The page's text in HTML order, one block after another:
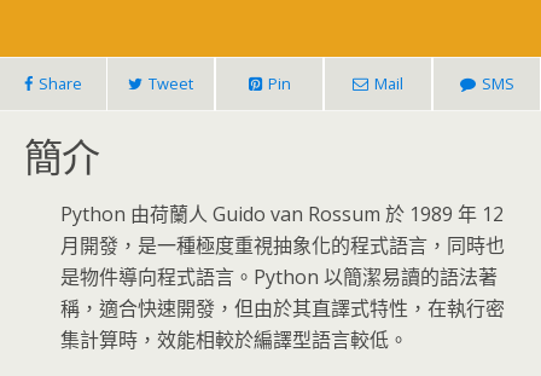
Share Tweet Pin Mail SMS
簡介
Python 由荷蘭人 Guido van Rossum 於 1989 年 12
月開發，是一種極度重視抽象化的程式語言，同時也
是物件導向程式語言。Python 以簡潔易讀的語法著
稱，適合快速開發，但由於其直譯式特性，在執行密
集計算時，效能相較於編譯型語言較低。